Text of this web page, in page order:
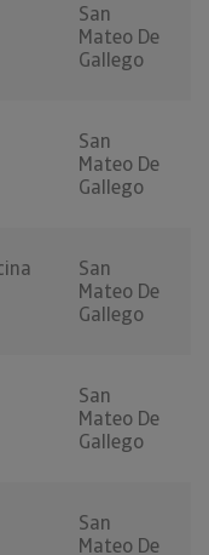
San
Mateo De
Gallego
San
Mateo De
Gallego
San
Mateo De
Gallego
San
Mateo De
Gallego
San
Mateo De